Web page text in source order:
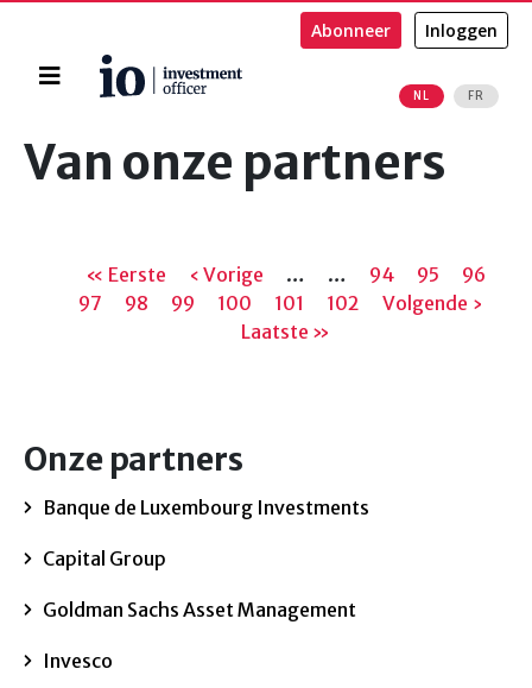
Home
NL FR
Abonneer Inloggen
Van onze partners
Paginering
Eerste
pagina
« Eerste
Vorige
pagina
‹ Vorige … … Pagina
94 Pagina
95 Pagina
96
97
Pagina
98 Pagina
99 Pagina
100 Pagina
101 Pagina
102
Volgende
Volgende ›
Laatste »
Onze partners
Banque de Luxembourg Investments
Capital Group
Goldman Sachs Asset Management
Invesco